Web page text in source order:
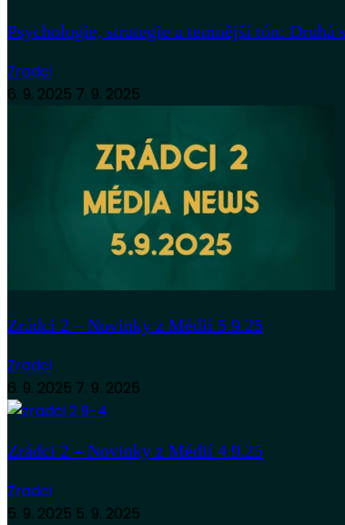
Psychologie, strategie a temnější tón:
Zradci
6. 9. 2025 7. 9. 2025
Zrádci 2 – Novinky z Médií 5.9.25
Zradci
6. 9. 2025 7. 9. 2025
Zrádci 2 – Novinky z Médií 4.9.25
Zradci
5. 9. 2025 5. 9. 2025